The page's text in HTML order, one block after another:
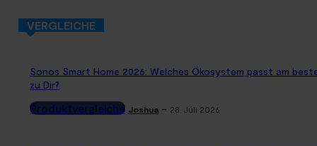
VERGLEICHE
Sonos Smart Home 2026: Welches Ökosystem passt am
zu Dir?
Produktvergleiche Joshua - 28. Juli 2026